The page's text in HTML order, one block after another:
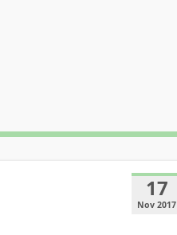
17
Nov 2017